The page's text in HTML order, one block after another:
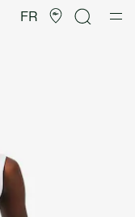
FR